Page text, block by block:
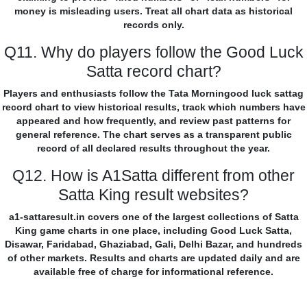
money is misleading users. Treat all chart data as historical
records only.
Q11. Why do players follow the Good Luck
Satta record chart?
Players and enthusiasts follow the Tata Morningood luck sattag
record chart to view historical results, track which numbers have
appeared and how frequently, and review past patterns for
general reference. The chart serves as a transparent public
record of all declared results throughout the year.
Q12. How is A1Satta different from other
Satta King result websites?
a1-sattaresult.in covers one of the largest collections of Satta
King game charts in one place, including Good Luck Satta,
Disawar, Faridabad, Ghaziabad, Gali, Delhi Bazar, and hundreds
of other markets. Results and charts are updated daily and are
available free of charge for informational reference.